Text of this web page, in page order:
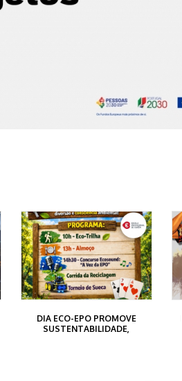
DIA ECO-EPO PROMOVE
SUSTENTABILIDADE,